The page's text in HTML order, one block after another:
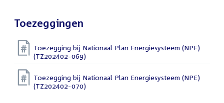
Toezeggingen
Toezegging bij Nationaal Plan Energiesysteem (NPE)
(TZ202402-069)
Toezegging bij Nationaal Plan Energiesysteem (NPE)
(TZ202402-070)